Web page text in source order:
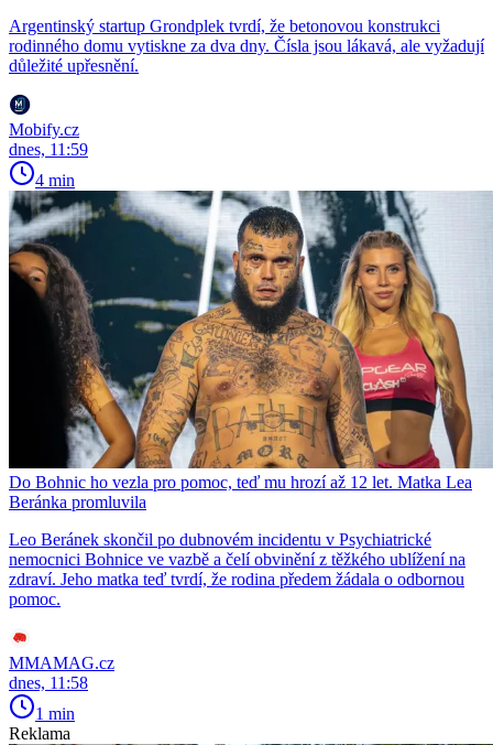
Argentinský startup Grondplek tvrdí, že betonovou konstrukci
rodinného domu vytiskne za dva dny. Čísla jsou lákavá, ale vyžadují
důležité upřesnění.
Mobify.cz
dnes, 11:59
4 min
Do Bohnic ho vezla pro pomoc, teď mu hrozí až 12 let. Matka Lea
Beránka promluvila
Leo Beránek skončil po dubnovém incidentu v Psychiatrické
nemocnici Bohnice ve vazbě a čelí obvinění z těžkého ublížení na
zdraví. Jeho matka teď tvrdí, že rodina předem žádala o odbornou
pomoc.
MMAMAG.cz
dnes, 11:58
1 min
Reklama